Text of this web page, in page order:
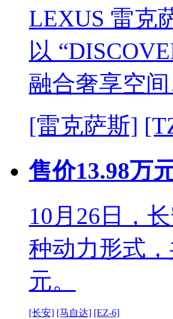
LEXUS 雷克
以
融合奢享空
[雷克萨斯]
售价13.98万
10月26日，
种动力形式
元。
[长安] [马自达] [EZ-6]